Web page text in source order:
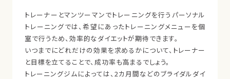
トレーナーとマンツーマンでトレーニングを行うパーソナル
トレーニングでは、希望にあったトレーニングメニューを個
室で行うため、効率的なダイエットが期待できます。
いつまでにどれだけの効果を求めるかについて、トレーナー
と目標を立てることで、成功率も高まるでしょう。
トレーニングジムによっては、2カ月間などのブライダルダイ